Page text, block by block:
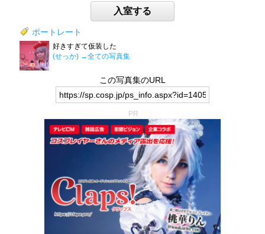
入室する
ポートレート
好きすぎて仮装した
(せっか) →全ての写真集
この写真集のURL
PR